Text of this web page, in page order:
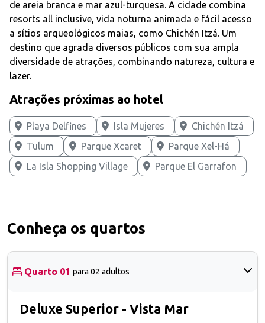
de areia branca e mar azul-turquesa. A cidade combina
resorts all inclusive, vida noturna animada e fácil acesso
a sítios arqueológicos maias, como Chichén Itzá. Um
destino que agrada diversos públicos com sua ampla
diversidade de atrações, combinando natureza, cultura e
lazer.
Atrações próximas ao hotel
Playa Delfines Isla Mujeres
Chichén Itzá
Tulum
Parque Xcaret
Parque Xel-Há
La Isla Shopping Village
Parque El Garrafon
Conheça os quartos
Quarto 01 para 02 adultos
Deluxe Superior - Vista Mar